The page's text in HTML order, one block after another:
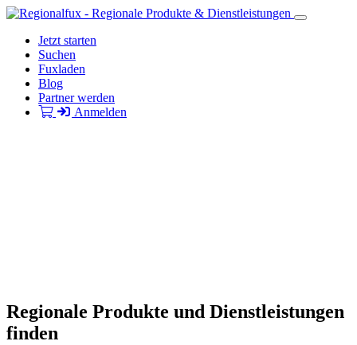
Jetzt starten
Suchen
Fuxladen
Blog
Partner werden
Anmelden
Regionale Produkte und Dienstleistungen
finden